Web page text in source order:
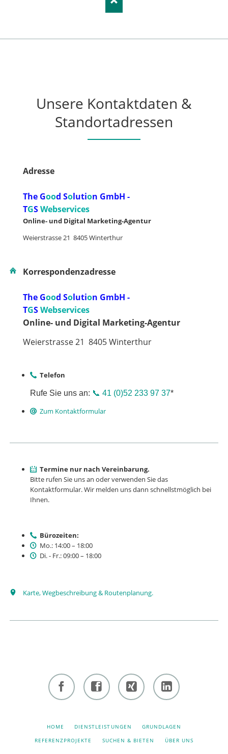
Unsere Kontaktdaten &
Standortadressen
Adresse
The Good Solution GmbH -
TGSWebservices
Online- und Digital Marketing-Agentur
Weierstrasse 21 8405 Winterthur
Korrespondenzadresse
The Good Solution GmbH -
TGSWebservices
Online- und Digital Marketing-Agentur
Weierstrasse 21 8405 Winterthur
Telefon
Rufe Sie uns an: 📞 41 (0)52 233 97 37*
Zum Kontaktformular
Termine nur nach Vereinbarung.
Bitte rufen Sie uns an oder verwenden Sie das
Kontaktformu­lar. Wir melden uns dann schnellstmöglich bei
Ihnen.
Bürozeiten:
Mo.: 14:00 – 18:00
Di. - Fr.: 09:00 – 18:00
Karte, Wegbeschreibung & Routenplanung.
zentrum
zentrum
Hiltebrand Hiltebrand
NAVIGATION
HOME DIENSTLEISTUNGEN
GRUNDLAGEN
REFERENZPROJEKTE
SUCHEN & BIETEN ÜBER UNS